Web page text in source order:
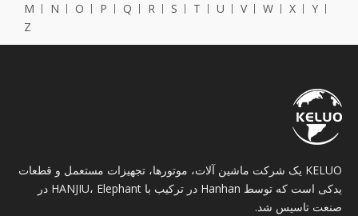
Português
English
M
N O P Q R S T U V W X
Y
Z
KELUO یک شرکت ماشین آلات، موتورها، تجهیزات مستعمل و قطعات
یدکی است که توسط Hanhan در ترکیب با HANJIU، Elephant در
صنعت تاسیس شد.